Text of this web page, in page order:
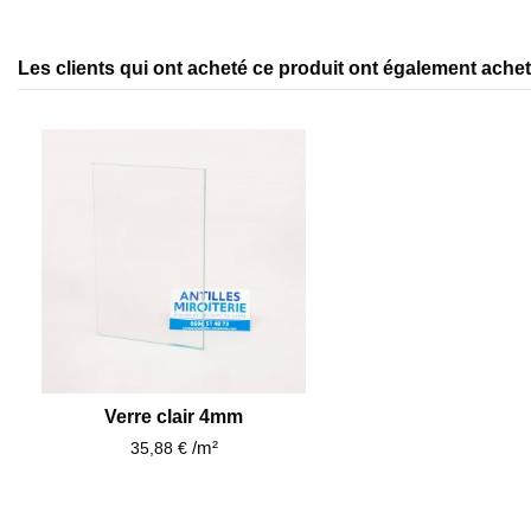
Les clients qui ont acheté ce produit ont également
Verre clair 4mm
35,88 € /m²